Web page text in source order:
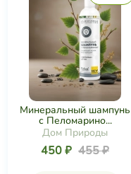
Минеральный шампунь
с Пеломарино...
Дом Природы
450 ₽ 455 ₽